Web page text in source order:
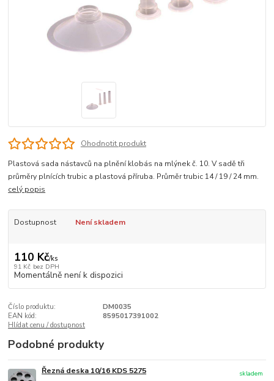
Ohodnotit produkt
Plastová sada nástavců na plnění klobás na mlýnek č. 10. V sadě tři
průměry plnících trubic a plastová příruba. Průměr trubic 14 / 19 / 24 mm.
celý popis
Dostupnost Není skladem
110 Kč/ks
91 Kč bez DPH
Momentálně není k dispozici
Číslo produktu:
DM0035
EAN kód:
8595017391002
Hlídat cenu / dostupnost
Podobné produkty
Řezná deska 10/16 KDS 5275
skladem